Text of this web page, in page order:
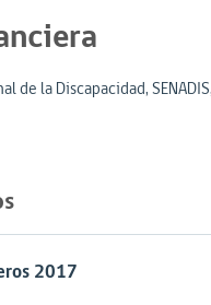
de la Discapacidad,
2017